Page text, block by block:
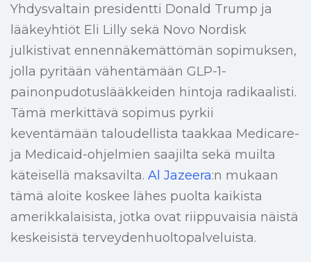
Yhdysvaltain presidentti Donald Trump ja
lääkeyhtiöt Eli Lilly sekä Novo Nordisk
julkistivat ennennäkemättömän sopimuksen,
jolla pyritään vähentämään GLP-1-
painonpudotuslääkkeiden hintoja radikaalisti.
Tämä merkittävä sopimus pyrkii
keventämään taloudellista taakkaa Medicare-
ja Medicaid-ohjelmien saajilta sekä muilta
käteisellä maksavilta. Al Jazeera:n mukaan
tämä aloite koskee lähes puolta kaikista
amerikkalaisista, jotka ovat riippuvaisia näistä
keskeisistä terveydenhuoltopalveluista.